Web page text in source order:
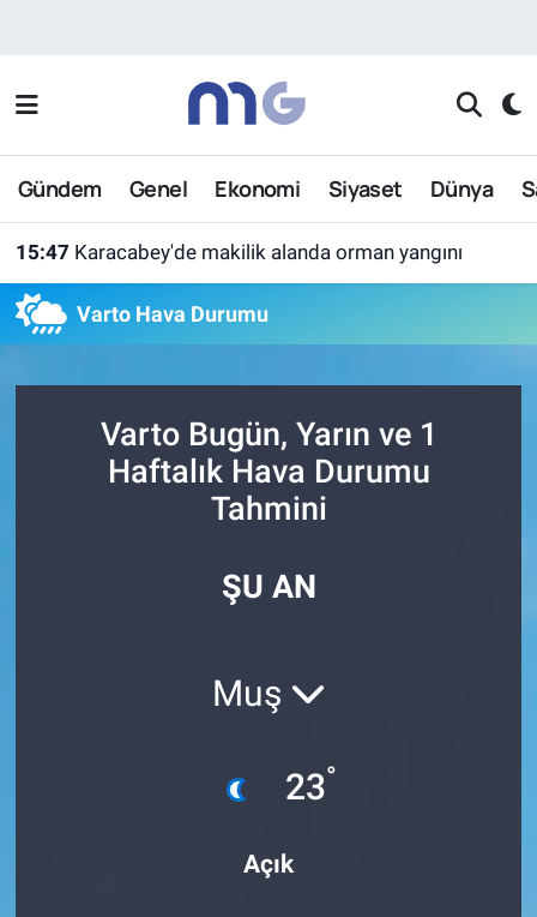
Gündem Genel Ekonomi Siyaset Dünya
15:47 Karacabey'de makilik alanda orman yangını
Varto Hava Durumu
Varto Bugün, Yarın ve 1
Haftalık Hava Durumu
Tahmini
ŞU AN
Muş
23°
Açık
Nöbetçi Eczaneler
Hava Durumu
Son Dakika Haberleri